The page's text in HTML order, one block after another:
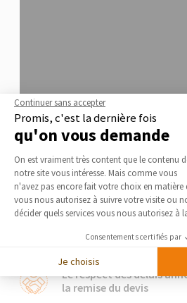
Notre charte qualité
Nos artisans s’engagent
Le respect des délais
la remise du devis
Continuer sans accepter
Promis, c'est la dernière fois
qu'on vous demande
Plateforme de Gestion
On est vraiment très content que le contenu
notre site vous intéresse. Mais comme vous
n'avez pas encore fait votre choix en matière
vous nous autorisez à suivre votre visite ou
décider quels services vous nous autorisez à
Consentements certifiés par
Je choisis
Axeptio